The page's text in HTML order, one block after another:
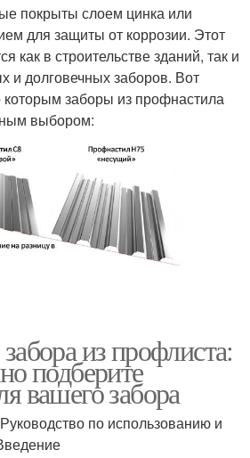
покрыты слоем цинка или
для защиты от коррозии. Этот
как в строительстве зданий, так и
и долговечных заборов. Вот
которым заборы из профнастила
выбором:
из профлиста:
подберите
вашего забора
по использованию и